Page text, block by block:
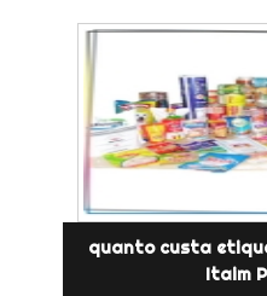
quanto custa
Itaim